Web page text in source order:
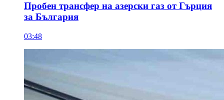
Пробен трансфер на азерски газ от Гърция
за България
03:48